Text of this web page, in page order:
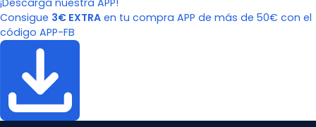
¡Descarga nuestra APP!
Consigue 3€ EXTRA en tu compra APP de más de 50€ con el
código APP-FB